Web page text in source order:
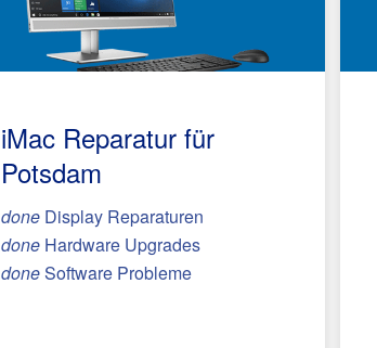
iMac Reparatur für
Potsdam
done Display Reparaturen
done Hardware Upgrades
doneSoftware Probleme